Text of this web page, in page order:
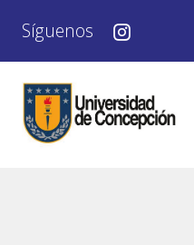
Síguenos